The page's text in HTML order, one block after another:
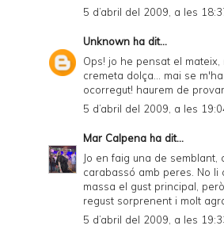
5 d’abril del 2009, a les
Unknown ha dit...
Ops! jo he pensat el mateix,
cremeta dolça... mai se
ocorregut! haurem de
5 d’abril del 2009, a les
Mar Calpena ha dit...
Jo en faig una de semblant,
carabassó amb peres. No li
massa el gust principal,
regust sorprenent i molt
5 d’abril del 2009, a les